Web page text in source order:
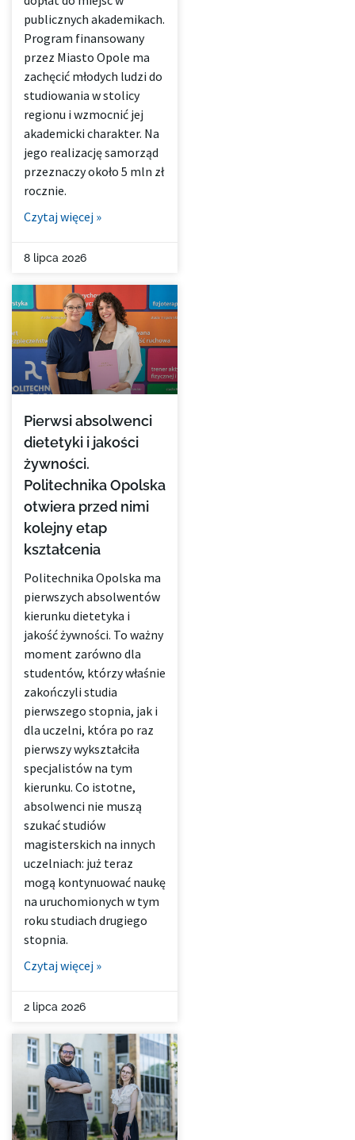
publicznych akademikach.
Program finansowany
przez Miasto Opole ma
zachęcić młodych ludzi do
studiowania w stolicy
regionu i wzmocnić jej
akademicki charakter. Na
jego realizację samorząd
przeznaczy około 5 mln zł
rocznie.
Czytaj więcej »
8 lipca 2026
Pierwsi absolwenci
dietetyki i jakości
żywności.
Politechnika Opolska
otwiera przed nimi
kolejny etap
kształcenia
Politechnika Opolska ma
pierwszych absolwentów
kierunku dietetyka i
jakość żywności. To ważny
moment zarówno dla
studentów, którzy właśnie
zakończyli studia
pierwszego stopnia, jak i
dla uczelni, która po raz
pierwszy wykształciła
specjalistów na tym
kierunku. Co istotne,
absolwenci nie muszą
szukać studiów
magisterskich na innych
uczelniach: już teraz
mogą kontynuować naukę
na uruchomionych w tym
roku studiach drugiego
stopnia.
Czytaj więcej »
2 lipca 2026